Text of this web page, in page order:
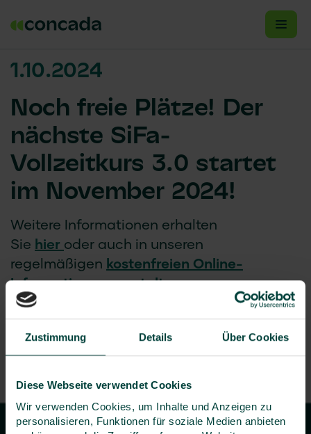
Zustimmung Details Über Cookies
Diese Webseite verwendet Cookies
Wir verwenden Cookies, um Inhalte und Anzeigen zu
personalisieren, Funktionen für soziale Medien anbieten
1.10.2024
Noch freie Plätze! Der
nächste SiFa-
Vollzeitkurs 3.0 startet
im November 2024!
Weitere Informationen erhalten
Sie hier oder auch in unseren
regelmäßigen kostenfreien Online-
Informationsveranstaltungen.
Artikel über E-Mail teilen